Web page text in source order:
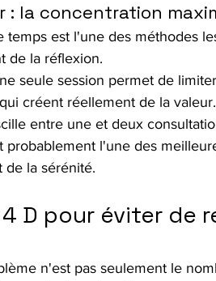
: la concentration
temps est l'une des méthodes
de la réflexion.
seule session permet de
créent réellement de la valeur.
entre une et deux
probablement l'une des
de la sérénité.
D pour éviter de
n'est pas seulement le